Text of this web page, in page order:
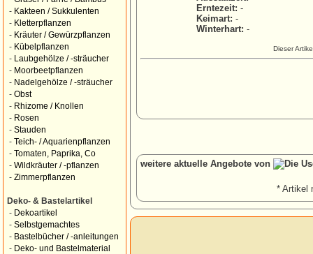
- Kakteen / Sukkulenten
- Kletterpflanzen
- Kräuter / Gewürzpflanzen
- Kübelpflanzen
-
Laubgehölze / -sträucher
- Moorbeetpflanzen
- Nadelgehölze / -sträucher
- Obst
- Rhizome / Knollen
- Rosen
- Stauden
- Teich- / Aquarienpflanzen
- Tomaten, Paprika, Co
- Wildkräuter / -pflanzen
- Zimmerpflanzen
Deko- & Bastelartikel
- Dekoartikel
- Selbstgemachtes
- Bastelbücher / -anleitungen
- Deko- und Bastelmaterial
Erntezeit: -
Keimart: -
Winterhart: -
Dieser
weitere aktuelle Angebote von
* Artikel